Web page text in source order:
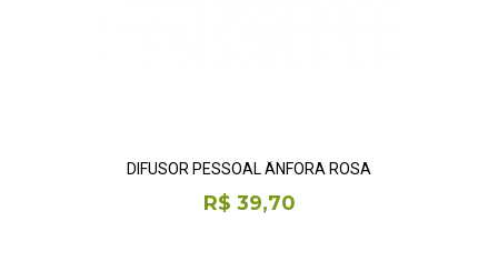
DIFUSOR PESSOAL ÂNFORA ROSA
R$ 39,70